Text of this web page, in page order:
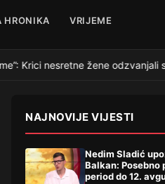
HRONIKA VRIJEME
Krici nesretne žene odzvanjali
NAJNOVIJE VIJESTI
Nedim Sladić
Balkan: Posebno
period do 12.